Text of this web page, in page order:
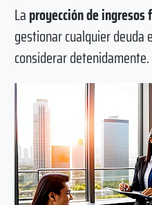
Laproyección de ingresos
gestionar cualquier deuda
considerar detenidamente.